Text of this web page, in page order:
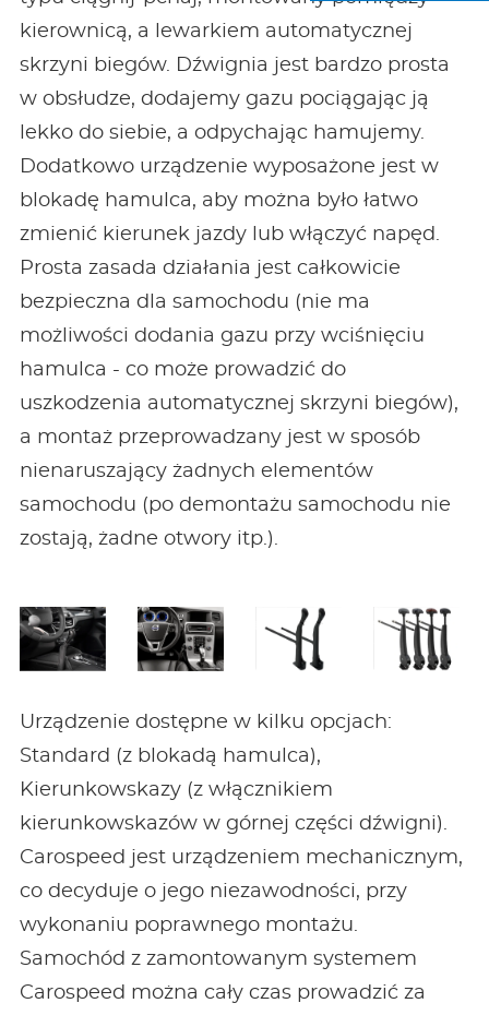
kierownicą, a lewarkiem automatycznej
skrzyni biegów. Dźwignia jest bardzo prosta
w obsłudze, dodajemy gazu pociągając ją
lekko do siebie, a odpychając hamujemy.
Dodatkowo urządzenie wyposażone jest w
blokadę hamulca, aby można było łatwo
zmienić kierunek jazdy lub włączyć napęd.
Prosta zasada działania jest całkowicie
bezpieczna dla samochodu (nie ma
możliwości dodania gazu przy wciśnięciu
hamulca - co może prowadzić do
uszkodzenia automatycznej skrzyni biegów),
a montaż przeprowadzany jest w sposób
nienaruszający żadnych elementów
samochodu (po demontażu samochodu nie
zostają, żadne otwory itp.).
Urządzenie dostępne w kilku opcjach:
Standard (z blokadą hamulca),
Kierunkowskazy (z włącznikiem
kierunkowskazów w górnej części dźwigni).
Carospeed jest urządzeniem mechanicznym,
co decyduje o jego niezawodności, przy
wykonaniu poprawnego montażu.
Samochód z zamontowanym systemem
Carospeed można cały czas prowadzić za